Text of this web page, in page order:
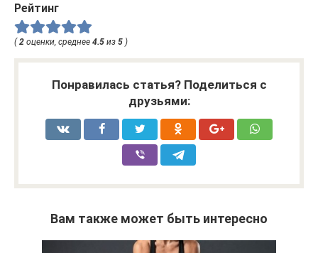
Рейтинг
(2 оценки, среднее 4.5 из 5 )
Понравилась статья? Поделиться с
друзьями:
Вам также может быть интересно